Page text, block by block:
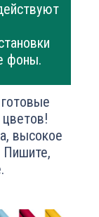
фоны.
высокое
Пишите,